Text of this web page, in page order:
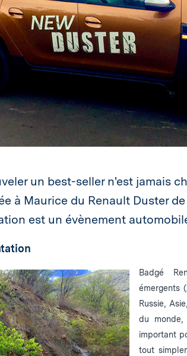
un best-seller n'est jamais
à Maurice du Renault Duster
est un évènement
Badgé
émergents
Russie,
du
important
tout